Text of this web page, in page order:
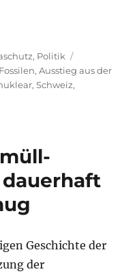
Lobby: ein bisschen
, Politik
,Ausstieg aus der
,Schweiz,
Geschichte der
der